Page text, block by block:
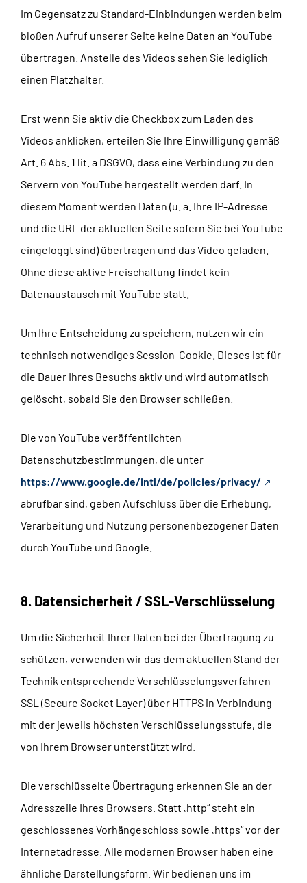
Im Gegensatz zu Standard-Einbindungen werden beim
bloßen Aufruf unserer Seite keine Daten an YouTube
übertragen. Anstelle des Videos sehen Sie lediglich
einen Platzhalter.
Erst wenn Sie aktiv die Checkbox zum Laden des
Videos anklicken, erteilen Sie Ihre Einwilligung gemäß
Art. 6 Abs. 1 lit. a DSGVO, dass eine Verbindung zu den
Servern von YouTube hergestellt werden darf. In
diesem Moment werden Daten (u. a. Ihre IP-Adresse
und die URL der aktuellen Seite sofern Sie bei YouTube
eingeloggt sind) übertragen und das Video geladen.
Ohne diese aktive Freischaltung findet kein
Datenaustausch mit YouTube statt.
Um Ihre Entscheidung zu speichern, nutzen wir ein
technisch notwendiges Session-Cookie. Dieses ist für
die Dauer Ihres Besuchs aktiv und wird automatisch
gelöscht, sobald Sie den Browser schließen.
Die von YouTube veröffentlichten
Datenschutzbestimmungen, die unter
https://www.google.de/intl/de/policies/privacy/
abrufbar sind, geben Aufschluss über die Erhebung,
Verarbeitung und Nutzung personenbezogener Daten
durch YouTube und Google.
8. Datensicherheit / SSL-Verschlüsselung
Um die Sicherheit Ihrer Daten bei der Übertragung zu
schützen, verwenden wir das dem aktuellen Stand der
Technik entsprechende Verschlüsselungsverfahren
SSL (Secure Socket Layer) über HTTPS in Verbindung
mit der jeweils höchsten Verschlüsselungsstufe, die
von Ihrem Browser unterstützt wird.
Die verschlüsselte Übertragung erkennen Sie an der
Adresszeile Ihres Browsers. Statt „http“ steht ein
geschlossenes Vorhängeschloss sowie „https“ vor der
Internetadresse. Alle modernen Browser haben eine
ähnliche Darstellungsform. Wir bedienen uns im